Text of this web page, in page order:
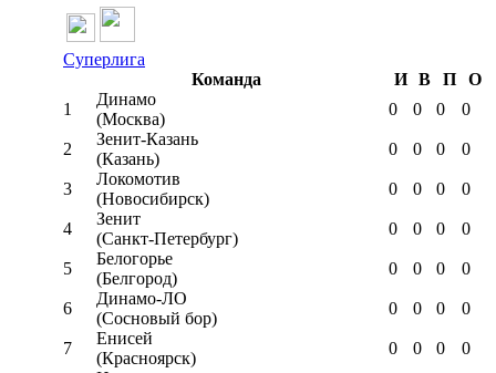
Суперлига
Команда
И В П
О
1
Динамо
(Москва)
0 0 0 0
2
Зенит-Казань
(Казань)
0 0 0 0
3
Локомотив
(Новосибирск)
0 0 0 0
4
Зенит
(Санкт-Петербург)
0 0 0 0
5
Белогорье
(Белгород)
0 0 0 0
6
Динамо-ЛО
(Сосновый бор)
0 0 0 0
7
Енисей
(Красноярск)
0 0 0 0